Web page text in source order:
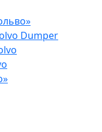
Dumper